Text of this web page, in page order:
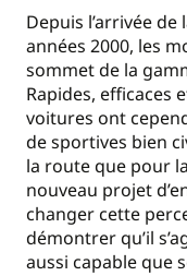
Depuis l’arrivée
années 2000, les
sommet de la
Rapides, efficaces
voitures ont
de sportives bien
la route que pour
nouveau projet
changer cette
démontrer qu’il
aussi capable que